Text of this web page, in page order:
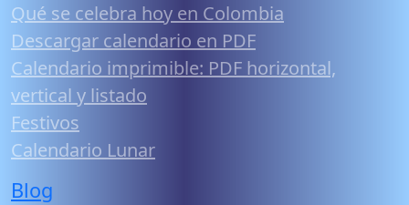
Qué se celebra hoy en Colombia
Descargar calendario en PDF
Calendario imprimible: PDF horizontal,
vertical y listado
Festivos
Calendario Lunar
Blog